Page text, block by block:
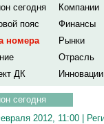
сегодня
Компании
пояс
Финансы
номера
Рынки
Отрасль
ДК
Инновации
сегодня
2012, 11:00 |